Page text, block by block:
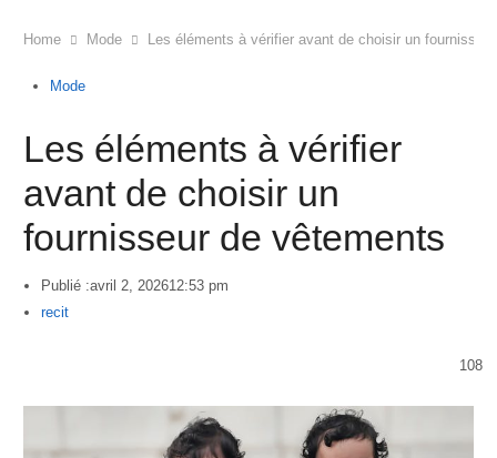
Home Mode Les éléments à vérifier avant de choisir un
Mode
Les éléments à vérifier
avant de choisir un
fournisseur de vêtements
Publié :avril 2, 202612:53 pm
Author
recit
108